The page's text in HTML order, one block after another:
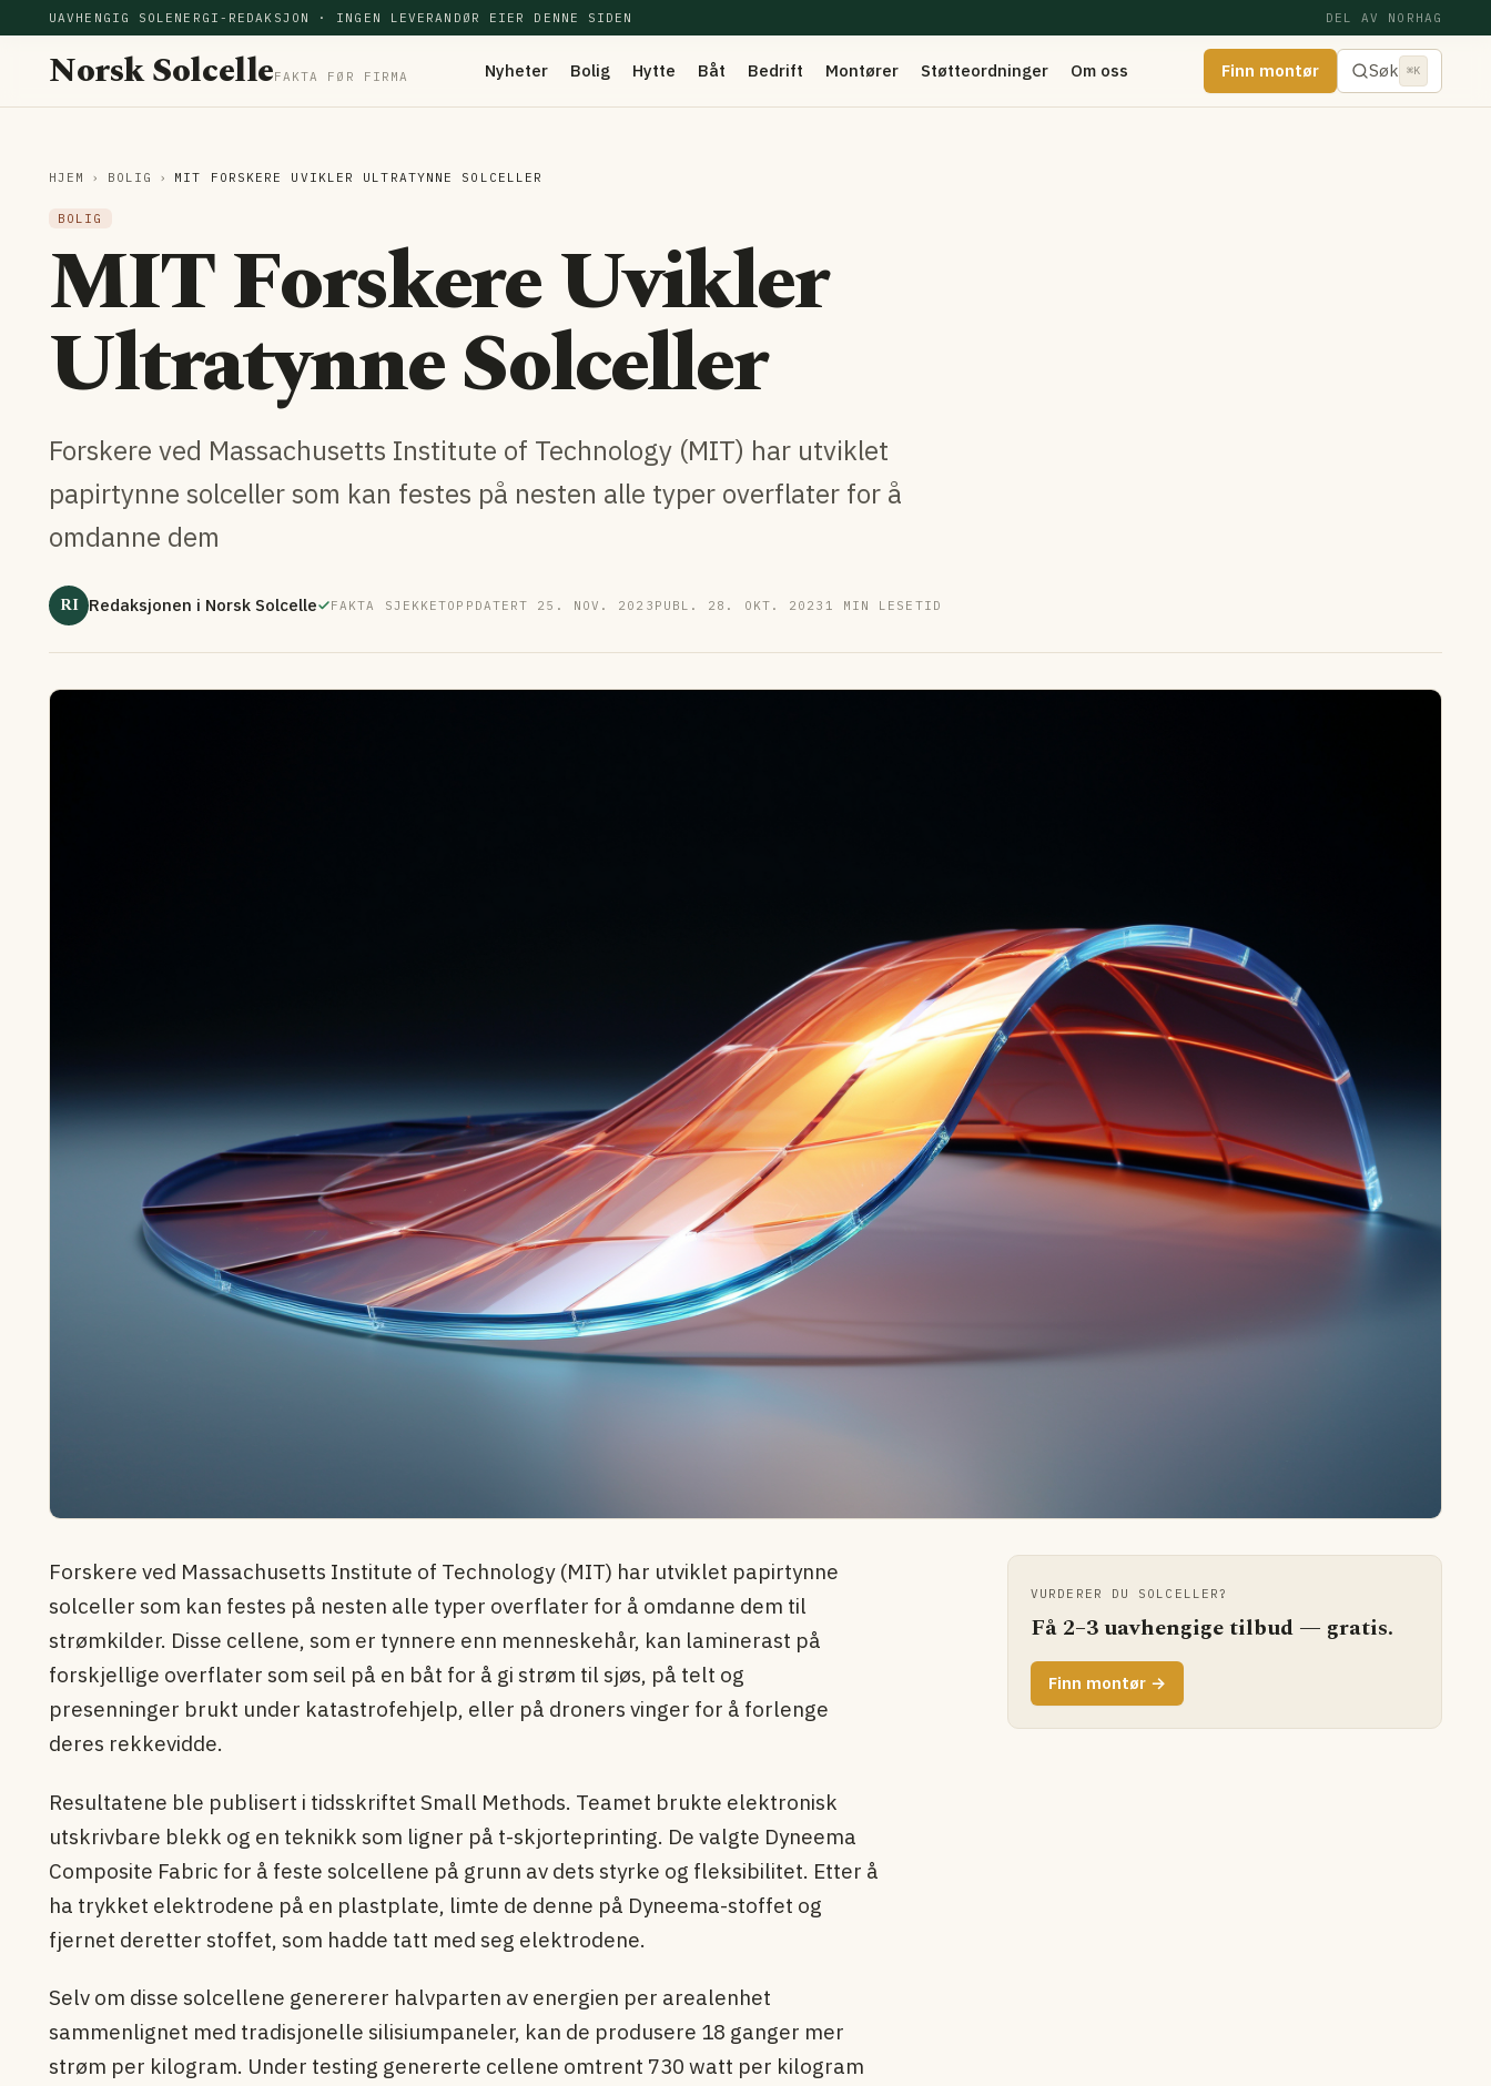
UAVHENGIG SOLENERGI-REDAKSJON · INGEN LEVERANDØR EIER DENNE SIDEN DEL AV NORHAG
Norsk SolcelleFAKTA FØR FIRMA Nyheter Bolig Hytte Båt Bedrift Montører Støtteordninger Om oss Finn montør Søk ⌘K
HJEM › BOLIG › MIT FORSKERE UVIKLER ULTRATYNNE SOLCELLER
BOLIG
MIT Forskere Uvikler
Ultratynne Solceller
Forskere ved Massachusetts Institute of Technology (MIT) har utviklet
papirtynne solceller som kan festes på nesten alle typer overflater for å
omdanne dem
RI Redaksjonen i Norsk Solcelle FAKTA SJEKKETOPPDATERT 25. NOV. 2023 PUBL. 28. OKT. 2023 1 MIN LESETID
VURDERER DU SOLCELLER?
Få 2–3 uavhengige tilbud — gratis.
Finn montør →
Forskere ved Massachusetts Institute of Technology (MIT) har utviklet papirtynne
solceller som kan festes på nesten alle typer overflater for å omdanne dem til
strømkilder. Disse cellene, som er tynnere enn menneskehår, kan laminerast på
forskjellige overflater som seil på en båt for å gi strøm til sjøs, på telt og
presenninger brukt under katastrofehjelp, eller på droners vinger for å forlenge
deres rekkevidde.
Resultatene ble publisert i tidsskriftet Small Methods. Teamet brukte elektronisk
utskrivbare blekk og en teknikk som ligner på t-skjorteprinting. De valgte Dyneema
Composite Fabric for å feste solcellene på grunn av dets styrke og fleksibilitet. Etter å
ha trykket elektrodene på en plastplate, limte de denne på Dyneema-stoffet og
fjernet deretter stoffet, som hadde tatt med seg elektrodene.
Selv om disse solcellene genererer halvparten av energien per arealenhet
sammenlignet med tradisjonelle silisiumpaneler, kan de produsere 18 ganger mer
strøm per kilogram. Under testing genererte cellene omtrent 730 watt per kilogram